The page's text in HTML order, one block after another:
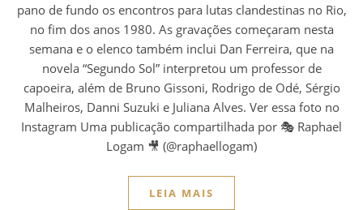
pano de fundo os encontros para lutas clandestinas no Rio,
no fim dos anos 1980. As gravações começaram nesta
semana e o elenco também inclui Dan Ferreira, que na
novela “Segundo Sol” interpretou um professor de
capoeira, além de Bruno Gissoni, Rodrigo de Odé, Sérgio
Malheiros, Danni Suzuki e Juliana Alves. Ver essa foto no
Instagram Uma publicação compartilhada por 🎭 Raphael
Logam 🎥 (@raphaellogam)
LEIA MAIS